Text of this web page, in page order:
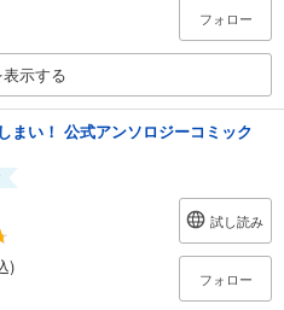
フォロー
示する
まい！ 公式アンソロジーコミック
)
試し読み
フォロー